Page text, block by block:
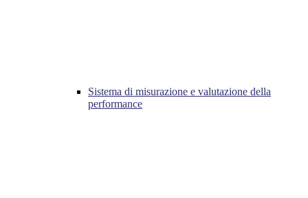
Sistema di misurazione e valutazione della
performance